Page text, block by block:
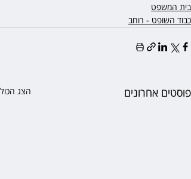
בית המשפט
כבוד השופט - רוחב
פוסטים אחרונים הצג הכול